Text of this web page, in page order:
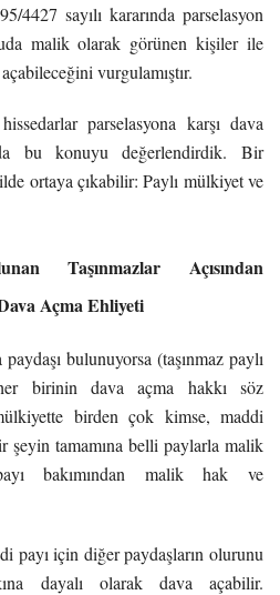
4427 sayılı kararında parselasyon
malik olarak görünen kişiler ile
vurgulamıştır.
parselasyona karşı dava
bu konuyu değerlendirdik. Bir
ortaya çıkabilir: Paylı mülkiyet ve
Taşınmazlar Açısından
Açma Ehliyeti
bulunuyorsa (taşınmaz paylı
birinin dava açma hakkı söz
birden çok kimse, maddi
şeyin tamamına belli paylarla malik
bakımından malik hak ve
payı için diğer paydaşların olurunu
dayalı olarak dava açabilir.